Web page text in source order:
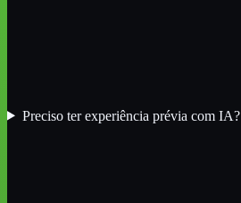
Preciso ter experiência prévia com IA?